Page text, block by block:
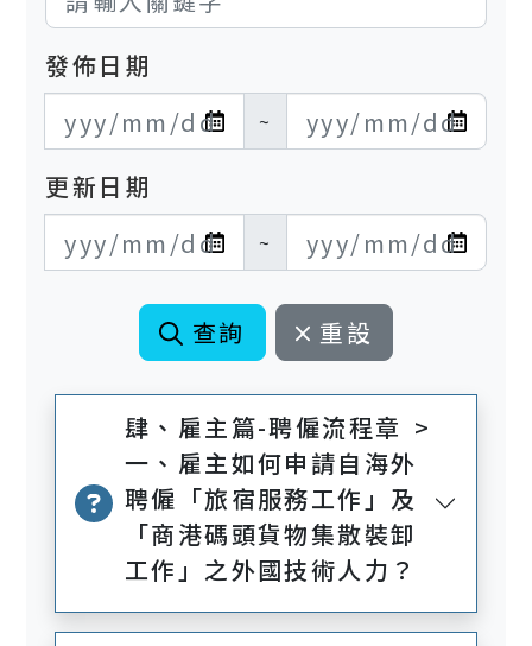
發佈日期
發布日期開始
~
發布日期結束
更新日期
更新日期開始
~
更新日期結束
查詢 重設
肆、雇主篇-聘僱流程章 >
一、雇主如何申請自海外
聘僱「旅宿服務工作」及
「商港碼頭貨物集散裝卸
工作」之外國技術人力？